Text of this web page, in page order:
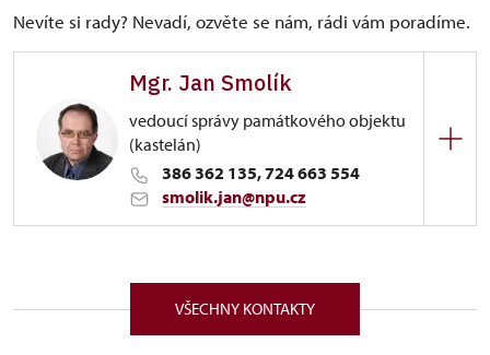
Nevíte si rady? Nevadí, ozvěte se nám, rádi vám poradíme.
Mgr. Jan Smolík
vedoucí správy památkového objektu
(kastelán)
386 362 135, 724 663 554
smolik.jan@npu.cz
Komenského 33/, Nové Hrady v již.Čechách
37333
VŠECHNY KONTAKTY